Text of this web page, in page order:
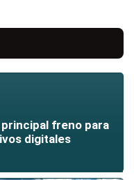
freno para
digitales